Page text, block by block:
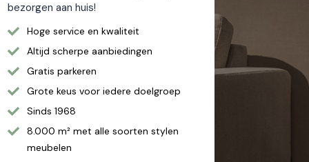
bezorgen aan huis!
Hoge service en kwaliteit
Altijd scherpe aanbiedingen
Gratis parkeren
Grote keus voor iedere doelgroep
Sinds 1968
8.000 m² met alle soorten stylen
meubelen